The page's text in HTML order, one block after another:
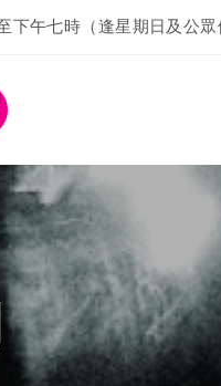
下午七時（逢星期日及公眾